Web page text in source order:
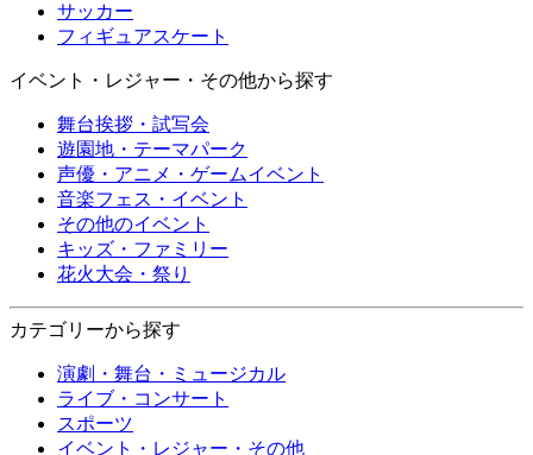
サッカー
フィギュアスケート
イベント・レジャー・その他から探す
舞台挨拶・試写会
遊園地・テーマパーク
声優・アニメ・ゲームイベント
音楽フェス・イベント
その他のイベント
キッズ・ファミリー
花火大会・祭り
カテゴリーから探す
演劇・舞台・ミュージカル
ライブ・コンサート
スポーツ
イベント・レジャー・その他